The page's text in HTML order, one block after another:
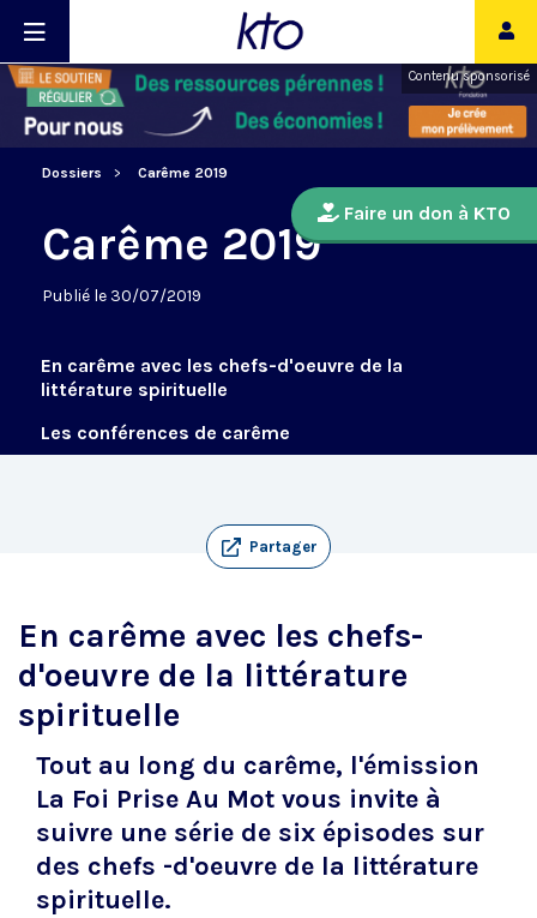
Contenu sponsorisé
Dossiers Carême 2019
Faire un don à KTO
Carême 2019
Publié le 30/07/2019
En carême avec les chefs-d'oeuvre de la
littérature spirituelle
Les conférences de carême
Partager
En carême avec les chefs-
d'oeuvre de la littérature
spirituelle
Tout au long du carême, l'émission
La Foi Prise Au Mot vous invite à
suivre une série de six épisodes sur
des chefs -d'oeuvre de la littérature
spirituelle.